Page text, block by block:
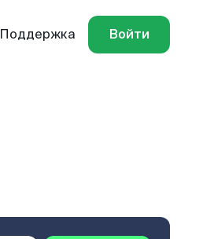
Поддержка Войти